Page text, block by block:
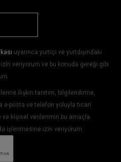
uyarınca yurtiçi ve yurtdışındaki
veriyorum ve bu konuda gereği gibi
ilişkin tanıtım, bilgilendirme,
e-posta ve telefon yoluyla ticari
kişisel verilerimin bu amaçla
işlenmesine izin veriyorum.